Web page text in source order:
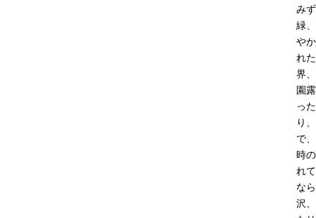
み
緑
や
れ
界
園
っ
り
で
時
れ
な
沢